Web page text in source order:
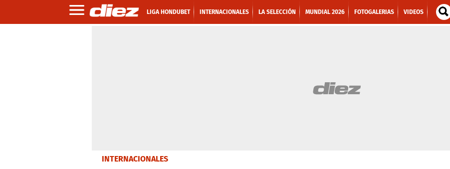
LIGA HONDUBET INTERNACIONALES LA SELECCIÓN MUNDIAL 2026 FOTOGALERIAS VIDEOS
INTERNACIONALES